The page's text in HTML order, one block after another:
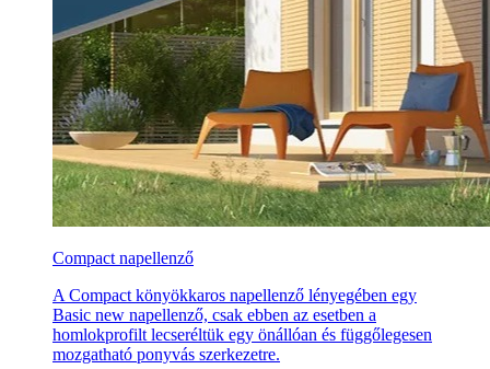
Compact napellenző
A Compact könyökkaros napellenző lényegében egy
Basic new napellenző, csak ebben az esetben a
homlokprofilt lecseréltük egy önállóan és függőlegesen
mozgatható ponyvás szerkezetre.